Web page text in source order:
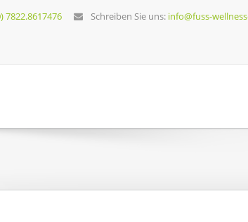
7822.8617476 Schreiben Sie uns: info@fuss-